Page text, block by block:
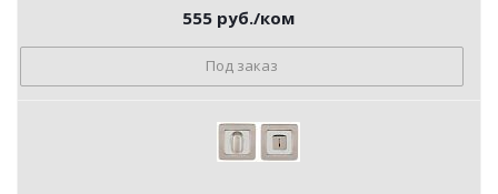
555руб./ком
Под заказ